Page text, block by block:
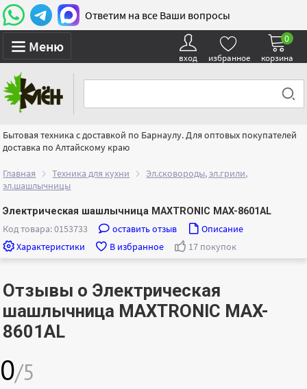
Ответим на все Ваши вопросы
Меню
вход избранное корзина
0
Бытовая техника с доставкой по Барнаулу. Для оптовых покупателей
доставка по Алтайскому краю
Главная Техника для кухни
Эл.сковороды, эл.грили,
эл.шашлычницы
Электрическая шашлычница MAXTRONIC MAX-8601AL
Код товара: 0153733 оставить отзыв
Описание
Характеристики
В избранное 17 покупок
Отзывы о Электрическая
шашлычница MAXTRONIC MAX-
8601AL
0/5